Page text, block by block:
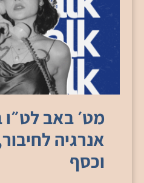
מט׳ באב
אנרגיה
וכסף